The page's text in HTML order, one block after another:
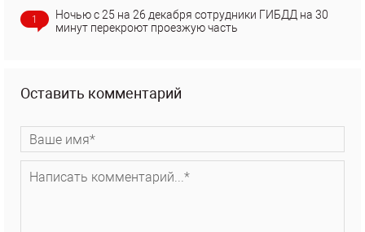
1
Ночью с 25 на 26 декабря сотрудники ГИБДД на 30
минут перекроют проезжую часть
Оставить комментарий